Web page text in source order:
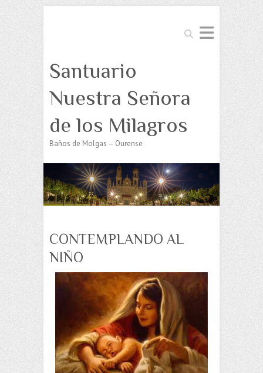
Buscar
Santuario
Nuestra Señora
de los Milagros
Baños de Molgas – Ourense
CONTEMPLANDO AL
NIÑO